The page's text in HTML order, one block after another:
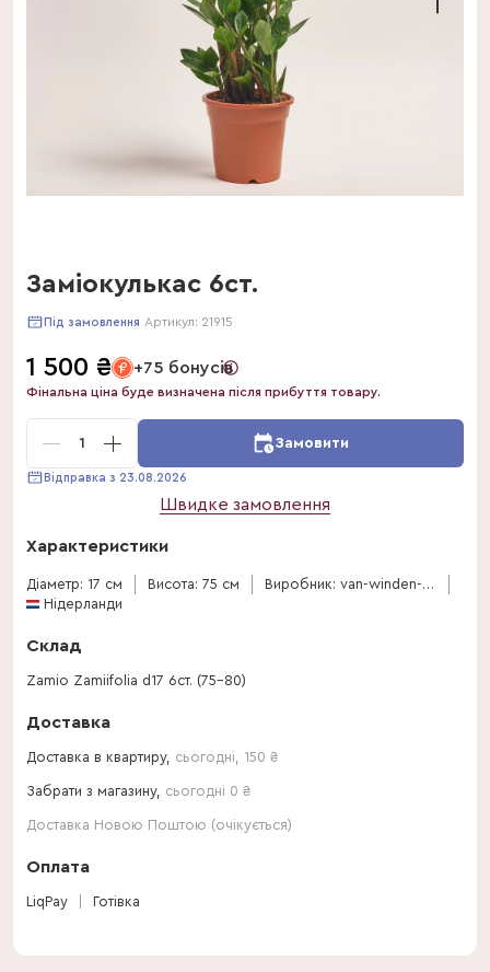
Заміокулькас 6ст.
Під замовлення Артикул: 21915
1 500 ₴ +75 бонусів
Фінальна ціна буде визначена після прибуття товару.
1 Замовити
Відправка з 23.08.2026
Швидке замовлення
Характеристики
Діаметр: 17 см Висота: 75 см
Виробник: van-winden-erica
Нідерланди
Склад
Zamio Zamiifolia d17 6ст. (75-80)
Доставка
Доставка в квартиру, сьогодні 150 ₴
Забрати з магазину, сьогодні 0 ₴
Доставка Новою Поштою (очікується)
Оплата
LiqPay Готівка